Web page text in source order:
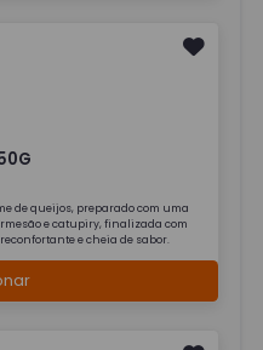
de queijos, preparado com uma
e catupiry, finalizada com
e cheia de sabor.